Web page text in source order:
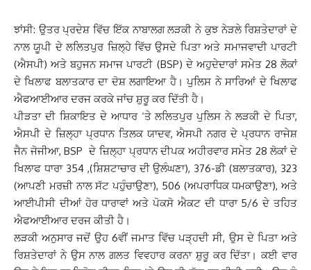
ਝਾਂਸੀ: ਉਤਰ ਪ੍ਰਦੇਸ਼ ਵਿੱਚ ਇੱਕ ਨਾਬਾਲਗ ਲੜਕੀ ਨੇ ਕੁਝ ਨੇੜਲੇ ਰਿਸ਼ਤੇਦਾਰਾਂ ਦੇ
ਨਾਲ ਯੂਪੀ ਦੇ ਲਲਿਤਪੁਰ ਜ਼ਿਲ੍ਹੇ ਵਿੱਚ ਉਸਦੇ ਪਿਤਾ ਅਤੇ ਸਮਾਜਵਾਦੀ ਪਾਰਟੀ
(ਐਸਪੀ) ਅਤੇ ਬਹੁਜਨ ਸਮਾਜ ਪਾਰਟੀ (BSP) ਦੇ ਅਹੁਦੇਦਾਰਾਂ ਸਮੇਤ 28 ਲੋਕਾਂ
ਦੇ ਖਿਲਾਫ ਬਲਾਤਕਾਰ ਦਾ ਦੋਸ਼ ਲਗਾਇਆ ਹੈ। ਪੁਲਿਸ ਨੇ ਸਾਰਿਆਂ ਦੇ ਖਿਲਾਫ
ਐਫਆਈਆਰ ਦਰਜ ਕਰਕੇ ਜਾਂਚ ਸ਼ੁਰੂ ਕਰ ਦਿੱਤੀ ਹੈ।
ਪੀੜਤਾ ਦੀ ਸ਼ਿਕਾਇਤ ਦੇ ਆਧਾਰ ‘ਤੇ ਲਲਿਤਪੁਰ ਪੁਲਿਸ ਨੇ ਲੜਕੀ ਦੇ ਪਿਤਾ,
ਐਸਪੀ ਦੇ ਜ਼ਿਲ੍ਹਾ ਪ੍ਰਧਾਨ ਤਿਲਕ ਯਾਦਵ, ਐਸਪੀ ਨਗਰ ਦੇ ਪ੍ਰਧਾਨ ਰਾਜੇਸ਼
ਜੈਨ ਜੋਜੀਆ, BSP ਦੇ ਜ਼ਿਲ੍ਹਾ ਪ੍ਰਧਾਨ ਦੀਪਕ ਅਹੀਰਵਾਰ ਸਮੇਤ 28 ਲੋਕਾਂ ਦੇ
ਖਿਲਾਫ ਧਾਰਾ 354 ,(ਸ਼ਿਸ਼ਟਾਚਾਰ ਦੀ ਉਲੰਘਣਾ), 376-ਡੀ (ਬਲਾਤਕਾਰ), 323
(ਆਪਣੀ ਮਰਜ਼ੀ ਨਾਲ ਸੱਟ ਪਹੁੰਚਾਉਣਾ), 506 (ਅਪਰਾਧਿਕ ਧਮਕਾਉਣਾ), ਅਤੇ
ਆਈਪੀਸੀ ਦੀਆਂ ਹੋਰ ਧਾਰਾਵਾਂ ਅਤੇ ਪੋਕਸੋ ਐਕਟ ਦੀ ਧਾਰਾ 5/6 ਦੇ ਤਹਿਤ
ਐਫਆਈਆਰ ਦਰਜ ਕੀਤੀ ਹੈ।
ਲੜਕੀ ਅਨੁਸਾਰ ਜਦੋਂ ਉਹ 6ਵੀਂ ਜਮਾਤ ਵਿੱਚ ਪੜ੍ਹਦੀ ਸੀ, ਉਸ ਦੇ ਪਿਤਾ ਅਤੇ
ਰਿਸ਼ਤੇਦਾਰਾਂ ਨੇ ਉਸ ਨਾਲ ਗਲਤ ਵਿਵਹਾਰ ਕਰਨਾ ਸ਼ੁਰੂ ਕਰ ਦਿੱਤਾ। ਕਈ ਵਾਰ